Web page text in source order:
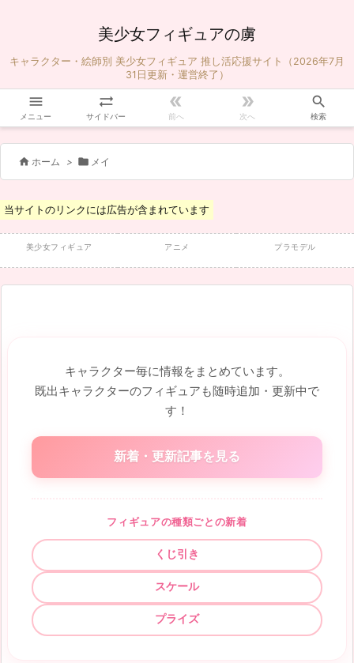
美少女フィギュアの虜
キャラクター・絵師別 美少女フィギュア 推し活応援サイト（2026年7月
31日更新・運営終了）

メニュー

サイドバー

前へ

次へ

検索
 ホーム >  メイ
当サイトのリンクには広告が含まれています
美少女フィギュア アニメ プラモデル
キャラクター毎に情報をまとめています。
既出キャラクターのフィギュアも随時追加・更新中で
す！
新着・更新記事を見る
フィギュアの種類ごとの新着
くじ引き
スケール
プライズ